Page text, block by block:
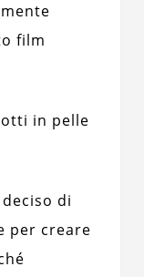
film
in pelle
di
per creare